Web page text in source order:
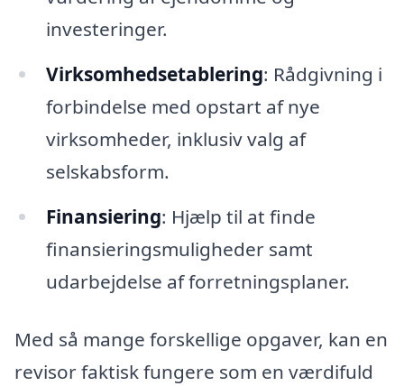
investeringer.
Virksomhedsetablering: Rådgivning i
forbindelse med opstart af nye
virksomheder, inklusiv valg af
selskabsform.
Finansiering: Hjælp til at finde
finansieringsmuligheder samt
udarbejdelse af forretningsplaner.
Med så mange forskellige opgaver, kan en
revisor faktisk fungere som en værdifuld